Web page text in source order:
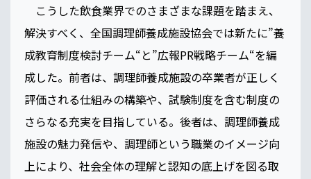
こうした飲食業界でのさまざまな課題を踏まえ、
解決すべく、全国調理師養成施設協会では新たに”養
成教育制度検討チーム“と”広報PR戦略チーム“を編
成した。前者は、調理師養成施設の卒業者が正しく
評価される仕組みの構築や、試験制度を含む制度の
さらなる充実を目指している。後者は、調理師養成
施設の魅力発信や、調理師という職業のイメージ向
上により、社会全体の理解と認知の底上げを図る取